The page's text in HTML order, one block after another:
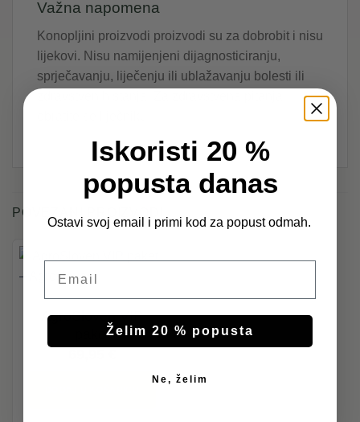
Važna napomena
Konopljini proizvodi proizvodi su za dobrobit i nisu
lijekovi. Nisu namijenjeni dijagnosticiranju,
sprječavanju, liječenju ili ublažavanju bolesti ili
POVEZANI PROIZVODI
PAKETI
AgroSloven VIP
paket
Iskoristi 20 %
popusta danas
Ostavi svoj email i primi kod za popust odmah.
Želim 20 % popusta
Ne, želim